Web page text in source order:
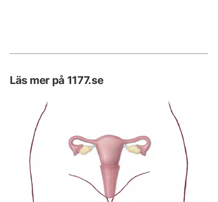
Läs mer på 1177.se